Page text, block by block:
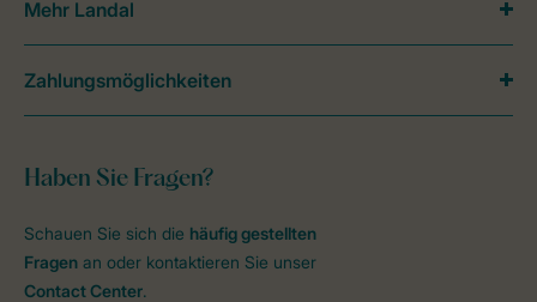
Haben Sie Fragen?
Schauen Sie sich die häufig gestellten
Fragen an oder kontaktieren Sie unser
Contact Center.
Mehr Landal
Zahlungsmöglichkeiten